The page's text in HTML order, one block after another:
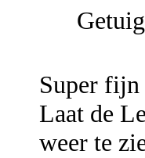
Super fijn
Laat de
weer te